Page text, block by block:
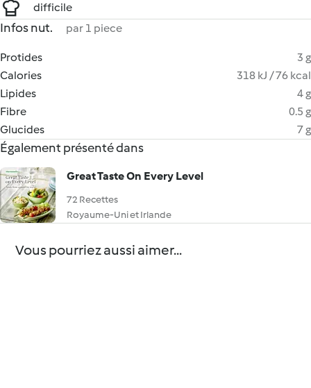
difficile
Infos nut. par 1 piece
Protides
3 g
Calories
318 kJ / 76 kcal
Lipides
4 g
Fibre
0.5 g
Glucides
7 g
Également présenté dans
Great Taste On Every Level
72 Recettes
Royaume-Uni et Irlande
Vous pourriez aussi aimer...